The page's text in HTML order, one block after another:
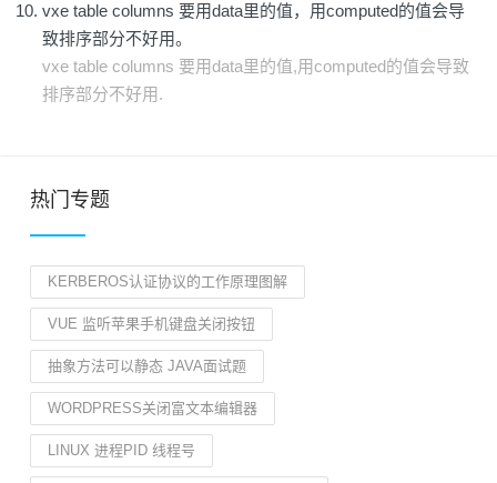
vxe table columns 要用data里的值，用computed的值会导
致排序部分不好用。
vxe table columns 要用data里的值,用computed的值会导致
排序部分不好用.
热门专题
KERBEROS认证协议的工作原理图解
VUE 监听苹果手机键盘关闭按钮
抽象方法可以静态 JAVA面试题
WORDPRESS关闭富文本编辑器
LINUX 进程PID 线程号